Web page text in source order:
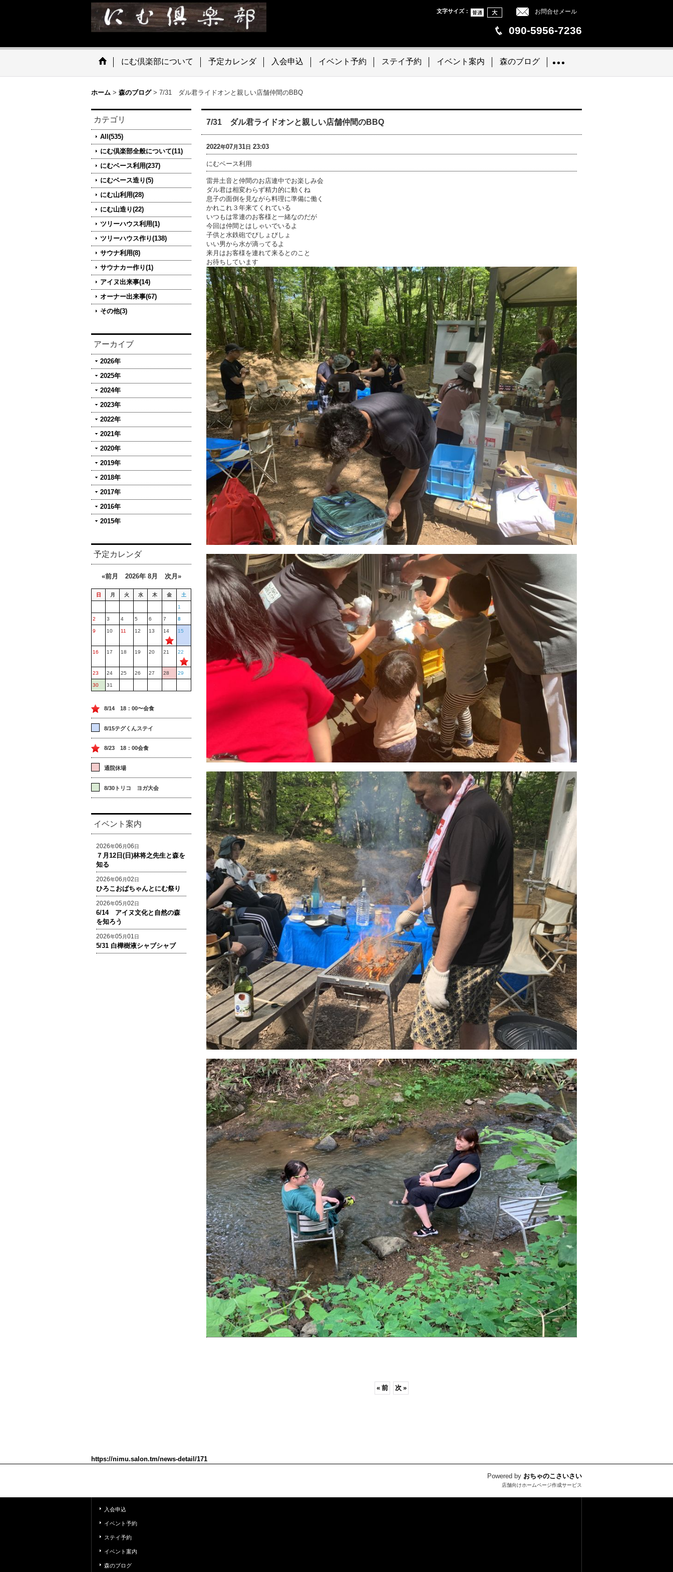
お問合せメール
文字サイズ：
090-5956-7236
にむ倶楽部について 予定カレンダ 入会申込 イベント予約 ステイ予約 イベント案内 森のブログ
ホーム > 森のブログ > 7/31 ダル君ライドオンと親しい店舗仲間のBBQ
カテゴリ
All(535)
にむ倶楽部全般について(11)
にむベース利用(237)
にむベース造り(5)
にむ山利用(28)
にむ山造り(22)
ツリーハウス利用(1)
ツリーハウス作り(138)
サウナ利用(8)
サウナカー作り(1)
アイヌ出来事(14)
オーナー出来事(67)
その他(3)
アーカイブ
2026年
2025年
2024年
2023年
2022年
2021年
2020年
2019年
2018年
2017年
2016年
2015年
予定カレンダ
«前月 2026年 8月 次月»
日 月 火 水 木 金 土
1
2 3 4 5 6 7 8
9 10 11 12 13 14 15
16 17 18 19 20 21 22
23 24 25 26 27 28 29
30 31
8/14 18：00〜会食
8/15テグくんステイ
8/23 18：00会食
通院休場
8/30トリコ ヨガ大会
イベント案内
2026年06 月06日
７月12日(日)林将之先生と森を
知る
2026年06 月02日
ひろこおばちゃんとにむ祭り
2026年05 月02日
6/14 アイヌ文化と自然の森
を知ろう
2026年05 月01日
5/31 白樺樹液シャブシャブ
7/31 ダル君ライドオンと親しい店舗仲間のBBQ
2022年07月31日 23:03
にむベース利用
雷井土音と仲間のお店連中でお楽しみ会
ダル君は相変わらず精力的に動くね
息子の面倒を見ながら料理に準備に働く
かれこれ３年来てくれている
いつもは常連のお客様と一緒なのだが
今回は仲間とはしゃいでいるよ
子供と水鉄砲でびしょびしょ
いい男から水が滴ってるよ
来月はお客様を連れて来るとのこと
お待ちしています
« 前 次 »
https://nimu.salon.tm/news-detail/171
Powered by おちゃのこさいさい
店舗向けホームページ作成サービス
入会申込
イベント予約
ステイ予約
イベント案内
森のブログ